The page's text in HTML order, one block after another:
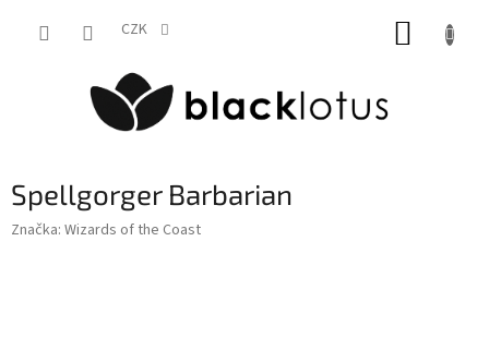
CZK
Spellgorger Barbarian
Značka: Wizards of the Coast